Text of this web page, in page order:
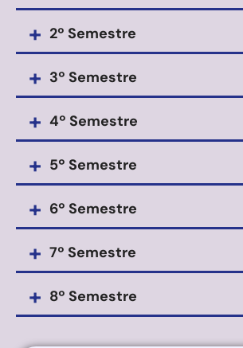
+ 2º Semestre
+ 3º Semestre
+ 4º Semestre
+ 5º Semestre
+ 6º Semestre
+ 7º Semestre
+ 8º Semestre